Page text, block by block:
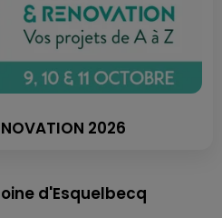
2026
d'Esquelbecq